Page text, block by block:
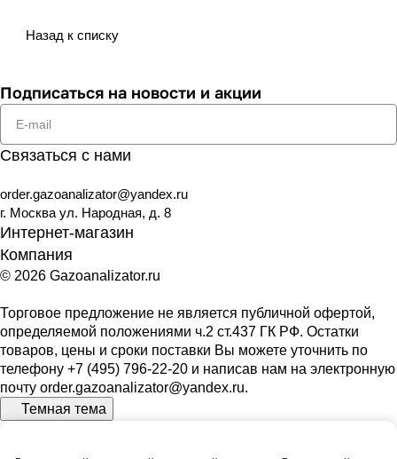
Назад к списку
Подписаться на новости и акции
Связаться с нами
order.gazoanalizator@yandex.ru
г. Москва ул. Народная, д. 8
Интернет-магазин
Компания
© 2026 Gazoanalizator.ru
Торговое предложение не является публичной офертой,
определяемой положениями ч.2 ст.437 ГК РФ. Остатки
товаров, цены и сроки поставки Вы можете уточнить по
телефону +7 (495) 796-22-20 и написав нам на электронную
почту order.gazoanalizator@yandex.ru.
Темная тема